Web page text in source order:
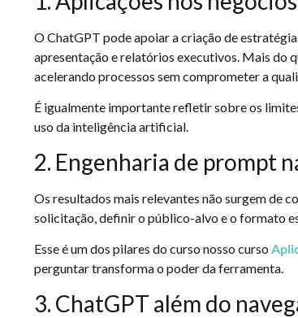
O ChatGPT pode apoiar a criação de
apresentação e relatórios executivos. Mais do
acelerando processos sem comprometer a
É igualmente importante refletir sobre os
uso da inteligência artificial.
2. Engenharia de prompt
Os resultados mais relevantes não surgem de
solicitação, definir o público-alvo e o formato
Esse é um dos pilares do curso nosso curso
perguntar transforma o poder da ferramenta.
3. ChatGPT além do